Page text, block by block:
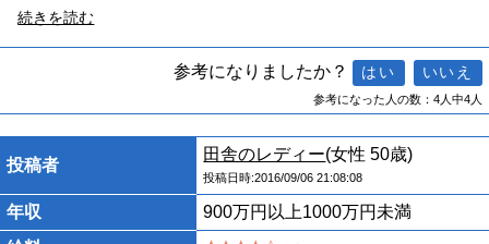
続きを読む
参考になりましたか？
参考になった人の数：4人中4人
投稿者
田舎のレディー(女性 50歳)
投稿日時:2016/09/06 21:08:08
年収
900万円以上1000万円未満